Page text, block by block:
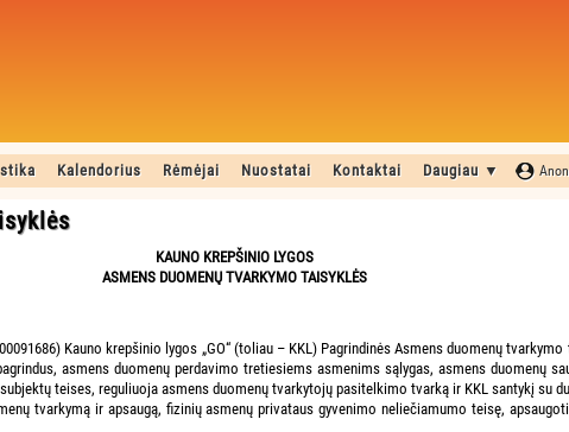
Kalendorius Rėmėjai Nuostatai Kontaktai Daugiau ▼
KAUNO KREPŠINIO LYGOS
ASMENS DUOMENŲ TVARKYMO TAISYKLĖS
Kauno krepšinio lygos „GO“ (toliau – KKL) Pagrindinės Asmens duomenų
asmens duomenų perdavimo tretiesiems asmenims sąlygas, asmens duomenų
teises, reguliuoja asmens duomenų tvarkytojų pasitelkimo tvarką ir KKL santykį su
tvarkymą ir apsaugą, fizinių asmenų privataus gyvenimo neliečiamumo teisę,